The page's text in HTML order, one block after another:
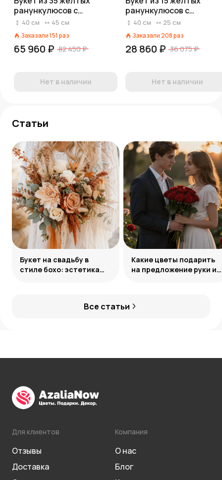
ранункулюсов с
эвкалиптом в зеленой
40 см 45 см
Заказали151 раз
65 960 ₽ 82 450 ₽
Нет в наличии
ранункулюсов с
эвкалиптом в крафте
40 см 25 см
Заказали 208раз
28 860 ₽ 36 075 ₽
Нет в наличии
Статьи
Все статьи
Букет на свадьбу в
стиле бохо: эстетика
Какие цветы подарить
на предложение руки и
Для клиентов
Отзывы
Доставка
Компания
О нас
Блог